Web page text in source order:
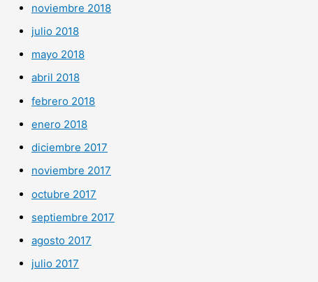
noviembre 2018
julio 2018
mayo 2018
abril 2018
febrero 2018
enero 2018
diciembre 2017
noviembre 2017
octubre 2017
septiembre 2017
agosto 2017
julio 2017